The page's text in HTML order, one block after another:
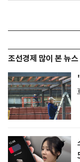
조선경제 많이 본 뉴스